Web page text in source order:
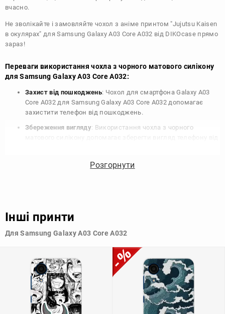
вчасно.
Не зволікайте і замовляйте чохол з аніме принтом "Jujutsu Kaisen
в окулярах" для Samsung Galaxy A03 Core A032 від DIKOcase прямо
зараз!
Переваги використання чохла з чорного матового силікону
для Samsung Galaxy A03 Core A032:
Захист від пошкоджень: Чохол для смартфона Galaxy A03
Core A032 для Samsung Galaxy A03 Core A032 допомагає
захистити телефон від пошкоджень.
Збереження вигляду: Використання чохла з чорного
Збереження цінності: Чохол з чорного матового силікону
для Samsung Galaxy A03 Core A032 з чорного матового
вашому стилю та особистому смаку.
Узагалі, чохол для телефону - це дуже корисний аксесуар, який
допомагає захистити ваш пристрій, зберегти його цінність і
додати зручності в користуванні.
Розгорнути
Інші принти
Для Samsung Galaxy A03 Core A032